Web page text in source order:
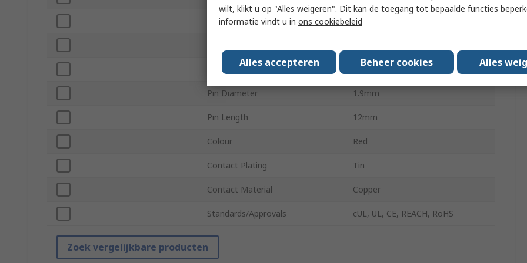
Maximum Wire Size mm² 1.5mm²
Maximum Wire Size AWG 16AWG
Pin Diameter 1.9mm
Pin Length 12mm
Colour Red
Contact Plating Tin
Contact Material Copper
Standards/Approvals cUL, UL, CE, REACH, RoHS
Zoek vergelijkbare producten
wilt, klikt u op "Alles weigeren". Dit kan de toegang tot bepaalde functies
informatie vindt u in ons cookiebeleid
Alles accepteren Beheer cookies Alles